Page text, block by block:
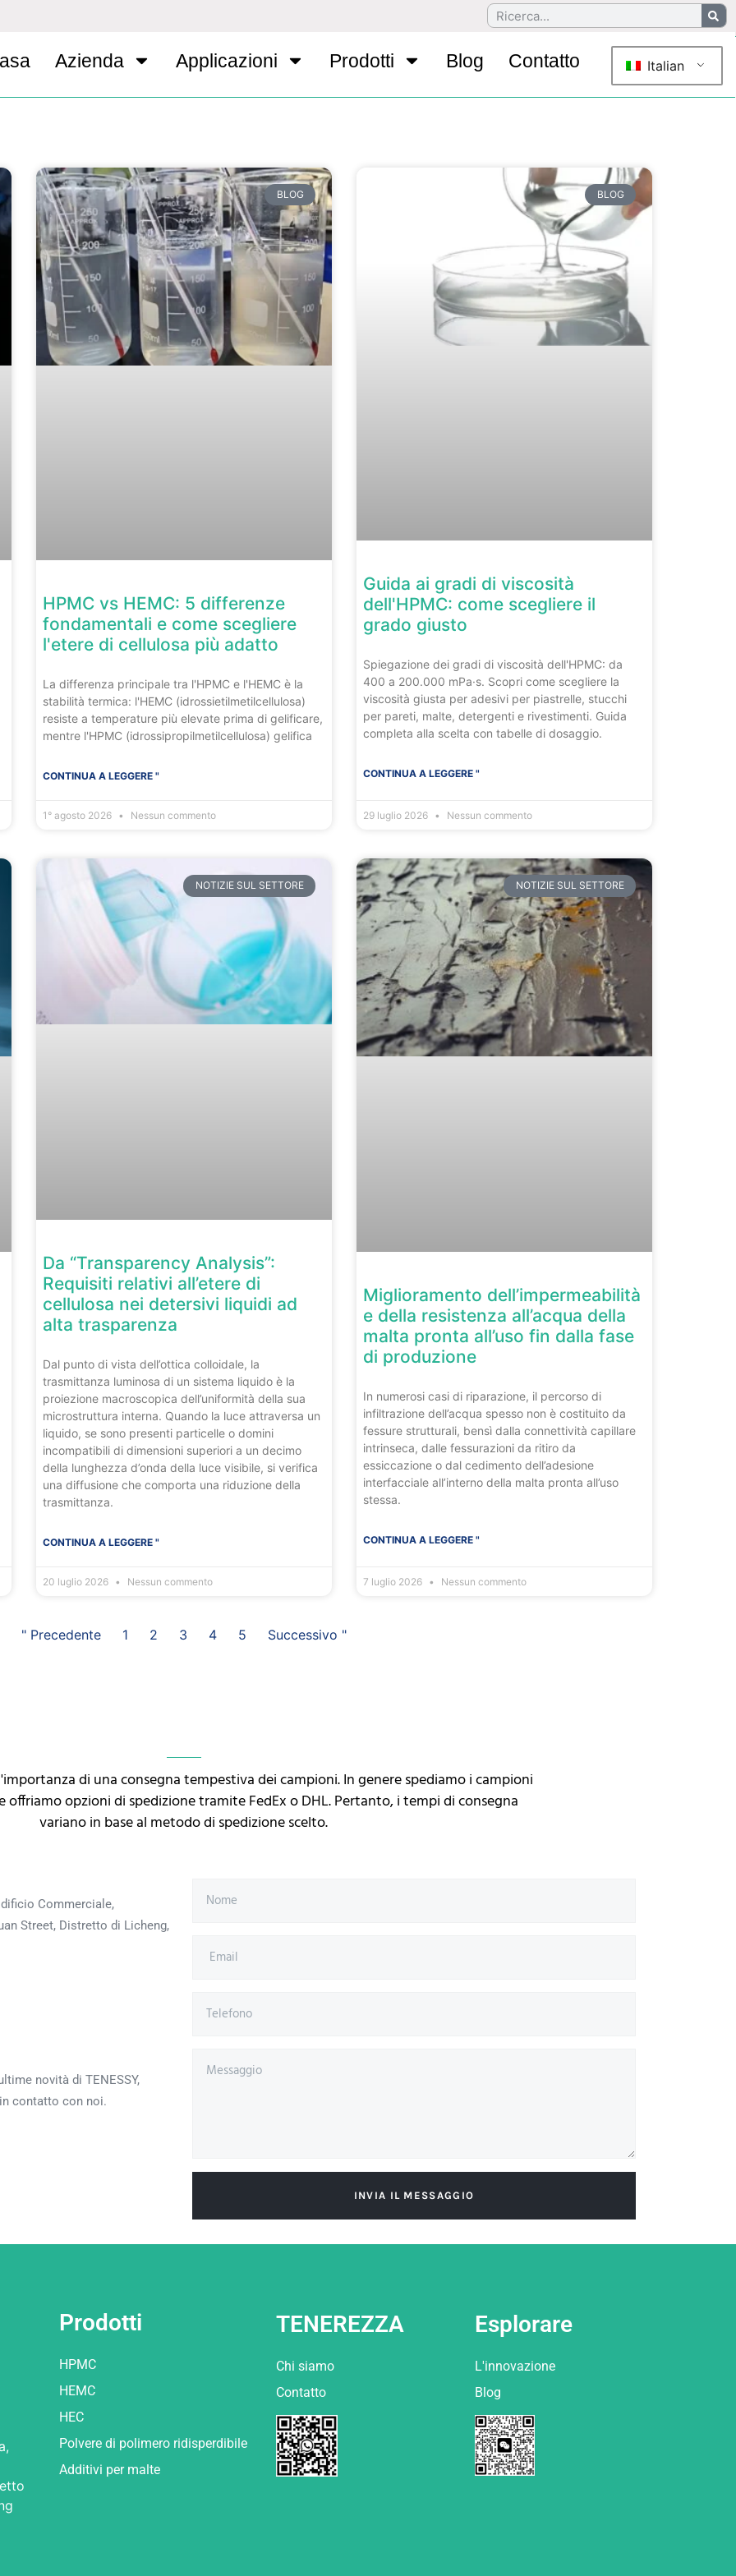
Azienda Applicazioni Prodotti Blog Contatto Italian
BLOG
HPMC vs HEMC: 5 differenze
fondamentali e come scegliere
l'etere di cellulosa più adatto
La differenza principale tra l'HPMC e l'HEMC è la
stabilità termica: l'HEMC (idrossietilmetilcellulosa)
resiste a temperature più elevate prima di gelificare,
mentre l'HPMC (idrossipropilmetilcellulosa) gelifica
CONTINUA A LEGGERE "
1° agosto 2026 Nessun commento
BLOG
Guida ai gradi di viscosità
dell'HPMC: come scegliere il
grado giusto
Spiegazione dei gradi di viscosità dell'HPMC: da
400 a 200.000 mPa·s. Scopri come scegliere la
viscosità giusta per adesivi per piastrelle, stucchi
per pareti, malte, detergenti e rivestimenti. Guida
completa alla scelta con tabelle di dosaggio.
CONTINUA A LEGGERE "
29 luglio 2026 Nessun commento
NOTIZIE SUL SETTORE
Da “Transparency Analysis”:
Requisiti relativi all’etere di
cellulosa nei detersivi liquidi ad
alta trasparenza
Dal punto di vista dell’ottica colloidale, la
trasmittanza luminosa di un sistema liquido è la
proiezione macroscopica dell’uniformità della sua
microstruttura interna. Quando la luce attraversa un
liquido, se sono presenti particelle o domini
incompatibili di dimensioni superiori a un decimo
della lunghezza d’onda della luce visibile, si verifica
una diffusione che comporta una riduzione della
trasmittanza.
CONTINUA A LEGGERE "
20 luglio 2026 Nessun commento
NOTIZIE SUL SETTORE
Miglioramento dell’impermeabilità
e della resistenza all’acqua della
malta pronta all’uso fin dalla fase
di produzione
In numerosi casi di riparazione, il percorso di
infiltrazione dell’acqua spesso non è costituito da
fessure strutturali, bensì dalla connettività capillare
intrinseca, dalle fessurazioni da ritiro da
essiccazione o dal cedimento dell’adesione
interfacciale all’interno della malta pronta all’uso
stessa.
CONTINUA A LEGGERE "
7 luglio 2026 Nessun commento
" Precedente 1 2 3 4 5 Successivo "
di una consegna tempestiva dei campioni. In genere spediamo i campioni
opzioni di spedizione tramite FedEx o DHL. Pertanto, i tempi di consegna
variano in base al metodo di spedizione scelto.
Commerciale,
Street, Distretto di Licheng,
novità di TENESSY,
contatto con noi.
INVIA IL MESSAGGIO
Prodotti
HPMC
HEMC
HEC
Polvere di polimero ridisperdibile
Additivi per malte
TENEREZZA
Chi siamo
Contatto
Esplorare
L'innovazione
Blog